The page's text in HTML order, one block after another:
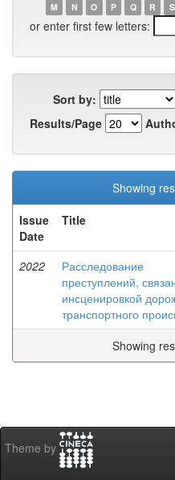
M
N O P Q R S
or enter first few letters:
Sort by:
Results/Page
Showing
Issue
Date
Title
2022
Расследование
преступлений,
инсценировкой
транспортного
Showing
Theme by